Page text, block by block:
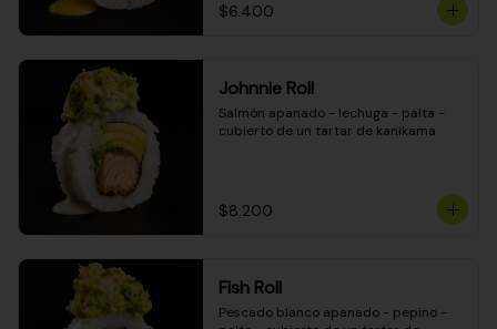
$6.400
Johnnie Roll
Salmón apanado - lechuga - palta -
cubierto de un tartar de kanikama
$8.200
Fish Roll
Pescado blanco apanado - pepino -